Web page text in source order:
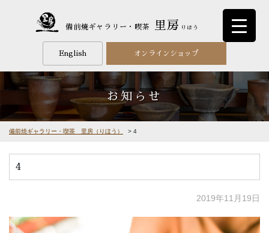
備前焼ギャラリー・喫茶 里房 りほう
English オンラインショップ
お知らせ
備前焼ギャラリー・喫茶 里房（りほう） > 4
4
2019年11月19日